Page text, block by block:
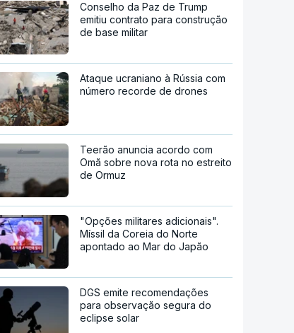
Conselho da Paz de Trump
emitiu contrato para construção
de base militar
Ataque ucraniano à Rússia com
número recorde de drones
Teerão anuncia acordo com
Omã sobre nova rota no estreito
de Ormuz
"Opções militares adicionais".
Míssil da Coreia do Norte
apontado ao Mar do Japão
DGS emite recomendações
para observação segura do
eclipse solar